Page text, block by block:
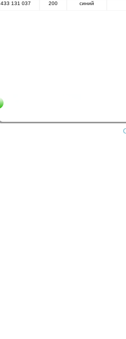
433 131 037
200 синий